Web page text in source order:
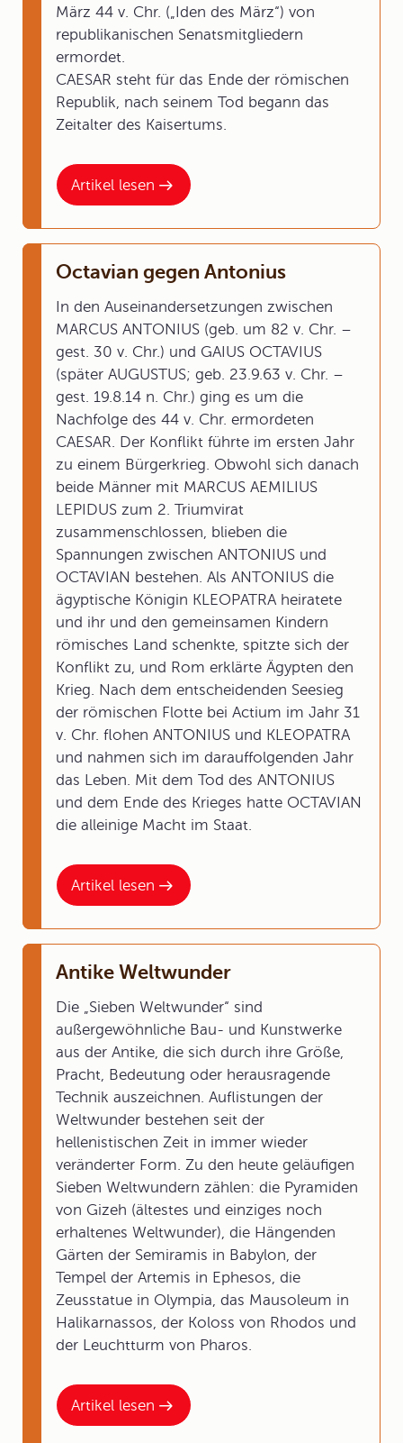
Artikel lesen
März 44 v. Chr. („Iden des März“) von
republikanischen Senatsmitgliedern
ermordet.
CAESAR steht für das Ende der römischen
Republik, nach seinem Tod begann das
Zeitalter des Kaisertums.
Artikel lesen
Octavian gegen Antonius
In den Auseinandersetzungen zwischen
MARCUS ANTONIUS (geb. um 82 v. Chr. –
gest. 30 v. Chr.) und GAIUS OCTAVIUS
(später AUGUSTUS; geb. 23.9.63 v. Chr. –
gest. 19.8.14 n. Chr.) ging es um die
Nachfolge des 44 v. Chr. ermordeten
CAESAR. Der Konflikt führte im ersten Jahr
zu einem Bürgerkrieg. Obwohl sich danach
beide Männer mit MARCUS AEMILIUS
LEPIDUS zum 2. Triumvirat
zusammenschlossen, blieben die
Spannungen zwischen ANTONIUS und
OCTAVIAN bestehen. Als ANTONIUS die
ägyptische Königin KLEOPATRA heiratete
und ihr und den gemeinsamen Kindern
römisches Land schenkte, spitzte sich der
Konflikt zu, und Rom erklärte Ägypten den
Krieg. Nach dem entscheidenden Seesieg
der römischen Flotte bei Actium im Jahr 31
v. Chr. flohen ANTONIUS und KLEOPATRA
und nahmen sich im darauffolgenden Jahr
das Leben. Mit dem Tod des ANTONIUS
und dem Ende des Krieges hatte OCTAVIAN
die alleinige Macht im Staat.
Artikel lesen
Antike Weltwunder
Die „Sieben Weltwunder“ sind
außergewöhnliche Bau- und Kunstwerke
aus der Antike, die sich durch ihre Größe,
Pracht, Bedeutung oder herausragende
Technik auszeichnen. Auflistungen der
Weltwunder bestehen seit der
hellenistischen Zeit in immer wieder
veränderter Form. Zu den heute geläufigen
Sieben Weltwundern zählen: die Pyramiden
von Gizeh (ältestes und einziges noch
erhaltenes Weltwunder), die Hängenden
Gärten der Semiramis in Babylon, der
Tempel der Artemis in Ephesos, die
Zeusstatue in Olympia, das Mausoleum in
Halikarnassos, der Koloss von Rhodos und
der Leuchtturm von Pharos.